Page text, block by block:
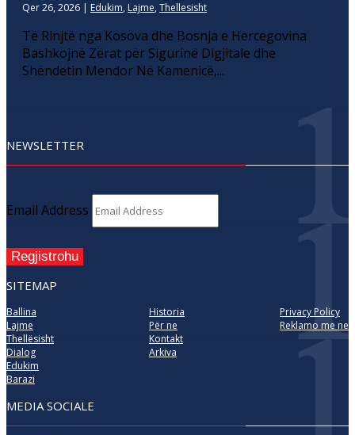
Qer 26, 2026 | Edukim, Lajme, Thellesisht
Të Rinjtë nga Kosova dhe Bosnja e Hercegovina
Bashkojnë Zërat për Sigurinë Digjitale dhe
Shëndetin Mendor Në Kamenicë,...
NEWSLETTER
Email Address
Regjistrohu
SITEMAP
Ballina
Lajme
Thellësisht
Dialog
Edukim
Barazi
Historia
Për ne
Kontakt
Arkiva
Privacy Policy
Reklamo me ne
MEDIA SOCIALE